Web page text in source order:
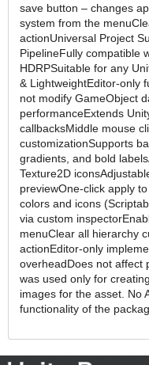
save button – changes
system from the
actionUniversal Project
PipelineFully compatible
HDRPSuitable for any
& LightweightEditor-only
not modify GameObject
performanceExtends
callbacksMiddle mouse
customizationSupports
gradients, and bold
Texture2D
previewOne-click apply
colors and icons
via custom
menuClear all hierarchy
actionEditor-only
overheadDoes not affect
was used only for
images for the asset. No
functionality of the